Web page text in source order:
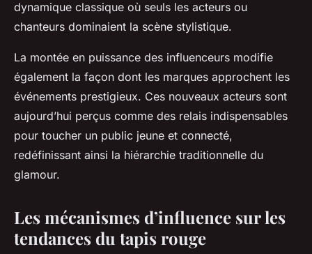
dynamique classique où seuls les acteurs ou
chanteurs dominaient la scène stylistique.
La montée en puissance des influenceurs modifie
également la façon dont les marques approchent les
événements prestigieux. Ces nouveaux acteurs sont
aujourd’hui perçus comme des relais indispensables
pour toucher un public jeune et connecté,
redéfinissant ainsi la hiérarchie traditionnelle du
glamour.
Les mécanismes d’influence sur les
tendances du tapis rouge